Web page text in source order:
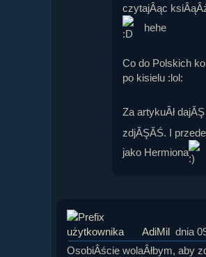
czytajÂąc
hehe
Co do Polskich
po kisielu :lol:
Za artykuÂł
zdjĂŞĂŚ. I
jako Hermiona
AdiMil dnia
OsobiÂście wolaÂłbym, aby